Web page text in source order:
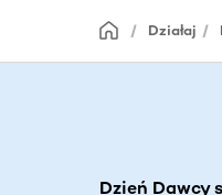
Działaj
Dzień Dawcy